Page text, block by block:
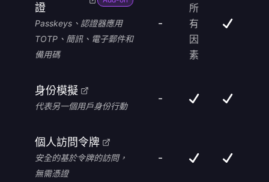
證
Passkeys、認證器應用
TOTP、簡訊、電子郵件和
備用碼
-
所
有
因
素
身份模擬
代表另一個用戶身份行動
-
個人訪問令牌
安全的基於令牌的訪問，
無需憑證
-